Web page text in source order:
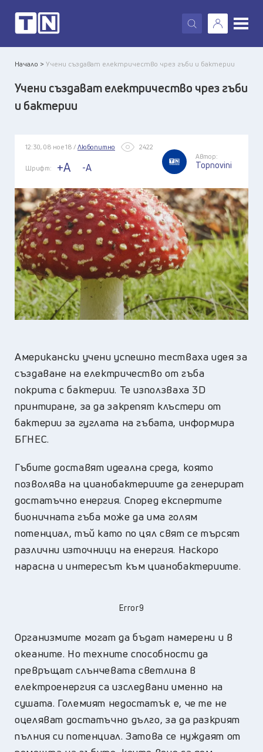
X
Начало >Учени създават електричество чрез гъби и бактерии
Учени създават електричество чрез гъби
и бактерии
12:30, 08 ное 18 / Любопитно 2422
Шрифт: +A -A
Автор:
Topnovini
Американски учени успешно тестваха идея за
създаване на електричество от гъба
покрита с бактерии. Те използваха 3D
принтиране, за да закрепят клъстери от
бактерии за гуглата на гъбата, информира
БГНЕС.
Гъбите доставят идеална среда, която
позволява на цианобактериите да генерират
достатъчно енергия. Според експертите
бионичната гъба може да има голям
потенциал, тъй като по цял свят се търсят
различни източници на енергия. Наскоро
нарасна и интересът към цианобактериите.
Error9
Организмите могат да бъдат намерени и в
океаните. Но техните способности да
превръщат слънчевата светлина в
електроенергия са изследвани именно на
сушата. Големият недостатък е, че те не
оцеляват достатъчно дълго, за да разкрият
пълния си потенциал. Затова се нуждаят от